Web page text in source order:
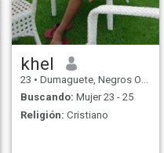
khel
23 • Dumaguete, Negros Oriental, Filipinas
Buscando: Mujer 23 - 25
Religión: Cristiano